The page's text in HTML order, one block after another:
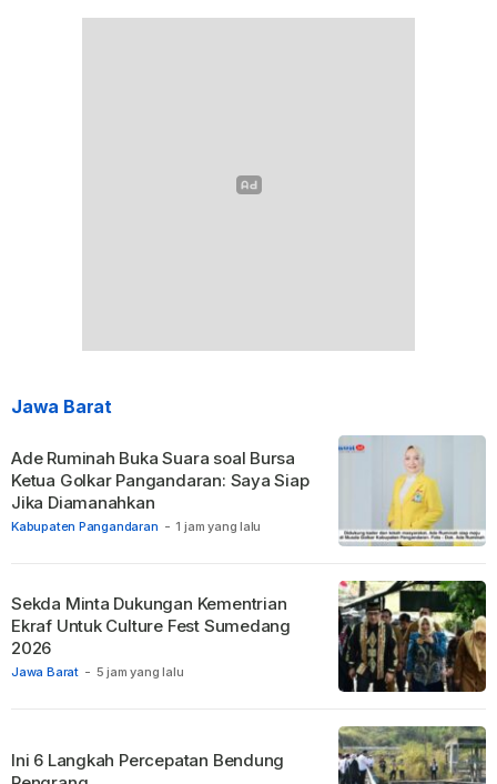
Jawa Barat
Kabupaten Pangandaran - 1 jam yang lalu
Ade Ruminah Buka Suara soal Bursa
Ketua Golkar Pangandaran: Saya Siap
Jika Diamanahkan
Jawa Barat - 5 jam yang lalu
Sekda Minta Dukungan Kementrian
Ekraf Untuk Culture Fest Sumedang
2026
Ini 6 Langkah Percepatan Bendung